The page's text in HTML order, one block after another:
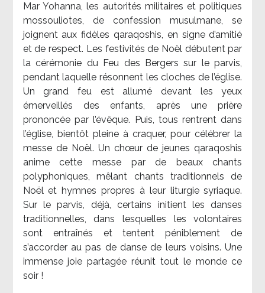
Mar Yohanna, les autorités militaires et politiques
mossouliotes, de confession musulmane, se
joignent aux fidèles qaraqoshis, en signe d’amitié
et de respect. Les festivités de Noël débutent par
la cérémonie du Feu des Bergers sur le parvis,
pendant laquelle résonnent les cloches de l’église.
Un grand feu est allumé devant les yeux
émerveillés des enfants, après une prière
prononcée par l’évêque. Puis, tous rentrent dans
l’église, bientôt pleine à craquer, pour célébrer la
messe de Noël. Un chœur de jeunes qaraqoshis
anime cette messe par de beaux chants
polyphoniques, mêlant chants traditionnels de
Noël et hymnes propres à leur liturgie syriaque.
Sur le parvis, déjà, certains initient les danses
traditionnelles, dans lesquelles les volontaires
sont entraînés et tentent péniblement de
s’accorder au pas de danse de leurs voisins. Une
immense joie partagée réunit tout le monde ce
soir !